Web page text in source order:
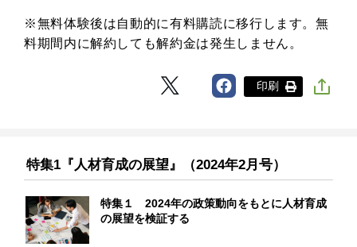
※無料体験後は自動的に有料購読に移行します。無
料期間内に解約しても解約金は発生しません。
印刷
特集1『人材育成の展望』（2024年2月号）
特集１ 2024年の政策動向をもとに人材育成
の展望を検証する